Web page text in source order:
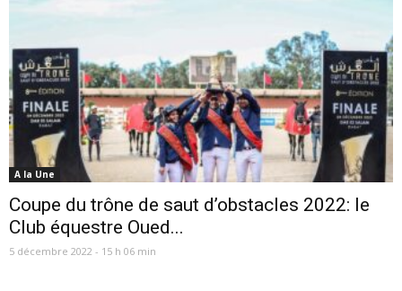
A la Une
Coupe du trône de saut d’obstacles 2022: le
Club équestre Oued...
5 décembre 2022 - 15 h 06 min